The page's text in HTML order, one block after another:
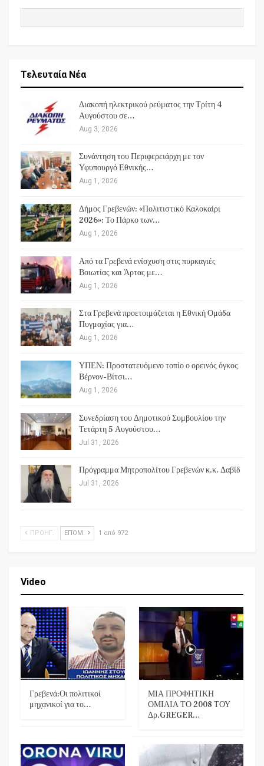
Τελευταία Νέα
Διακοπή ηλεκτρικού ρεύματος την Τρίτη 4
Αυγούστου σε…
Aug 3, 2026
Συνάντηση του Περιφερειάρχη με τον
Υφυπουργό Εθνικής…
Aug 1, 2026
Δήμος Γρεβενών: «Πολιτιστικό Καλοκαίρι
2026»: Το Πάρκο των…
Aug 1, 2026
Από τα Γρεβενά ενίσχυση στις πυρκαγιές
Βοιωτίας και Άρτας με…
Aug 1, 2026
Στα Γρεβενά προετοιμάζεται η Εθνική Ομάδα
Πυγμαχίας για…
Aug 1, 2026
ΥΠΕΝ: Προστατευόμενο τοπίο ο ορεινός όγκος
Βέρνον-Βίτσι…
Aug 1, 2026
Συνεδρίαση του Δημοτικού Συμβουλίου την
Τετάρτη 5 Αυγούστου…
Jul 31, 2026
Πρόγραμμα Μητροπολίτου Γρεβενών κ.κ. Δαβίδ
Jul 31, 2026
ΠΡΟΗΓ. ΕΠΌΜ. 1 από 972
Video
Γρεβενά:Οι πολιτικοί
μηχανικοί για το…
ΜΙΑ ΠΡΟΦΗΤΙΚΗ
ΟΜΙΛΙΑ ΤΟ 2008 ΤΟΥ
Δρ.GREGER…